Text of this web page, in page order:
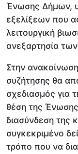
Ένωσης Δήμων,
εξελίξεων που
λειτουργική
ανεξαρτησία
Στην
συζήτησης θα
σχεδιασμός για
θέση της
διασύνδεση της
συγκεκριμένο
τρόπο που να